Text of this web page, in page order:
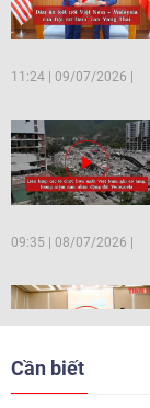
11:24 09/07/2026
09:35 08/07/2026
Cần biết